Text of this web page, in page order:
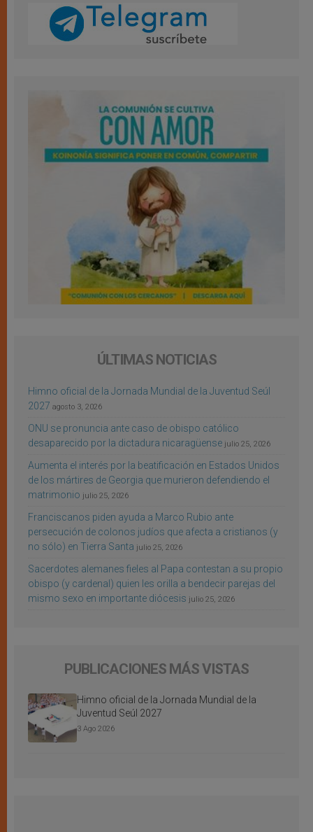
ÚLTIMAS NOTICIAS
Himno oficial de la Jornada Mundial de la Juventud Seúl
2027 agosto 3, 2026
ONU se pronuncia ante caso de obispo católico
desaparecido por la dictadura nicaragüense julio 25, 2026
Aumenta el interés por la beatificación en Estados Unidos
de los mártires de Georgia que murieron defendiendo el
matrimonio julio 25, 2026
Franciscanos piden ayuda a Marco Rubio ante
persecución de colonos judíos que afecta a cristianos (y
no sólo) en Tierra Santa julio 25, 2026
Sacerdotes alemanes fieles al Papa contestan a su propio
obispo (y cardenal) quien les orilla a bendecir parejas del
mismo sexo en importante diócesis julio 25, 2026
PUBLICACIONES MÁS VISTAS
Himno oficial de la Jornada Mundial de la
Juventud Seúl 2027
3 Ago 2026